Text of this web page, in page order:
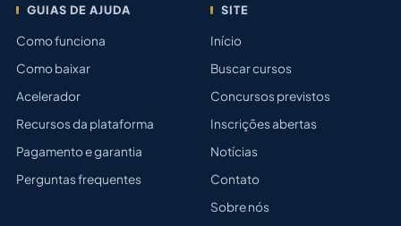
GUIAS DE AJUDA
Como funciona
Como baixar
Acelerador
Recursos da plataforma
Pagamento e garantia
Perguntas frequentes
SITE
Início
Buscar cursos
Concursos previstos
Inscrições abertas
Notícias
Contato
Sobre nós